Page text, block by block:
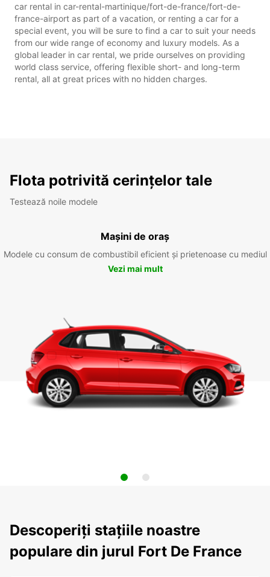
car rental in car-rental-martinique/fort-de-france/fort-de-
france-airport as part of a vacation, or renting a car for a
special event, you will be sure to find a car to suit your needs
from our wide range of economy and luxury models. As a
global leader in car rental, we pride ourselves on providing
world class service, offering flexible short- and long-term
rental, all at great prices with no hidden charges.
Flota potrivită cerințelor tale
Testează noile modele
Mașini de oraș
Modele cu consum de combustibil eficient și prietenoase cu mediul
Vezi mai mult
Descoperiți stațiile noastre
populare din jurul Fort De France